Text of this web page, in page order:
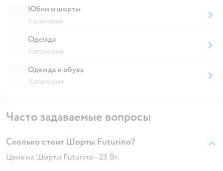
Юбки и шорты
Категория
Одежда
Категория
Одежда и обувь
Категория
Часто задаваемые вопросы
Сколько стоит Шорты Futurino?
Цена на Шорты Futurino - 23 Br.